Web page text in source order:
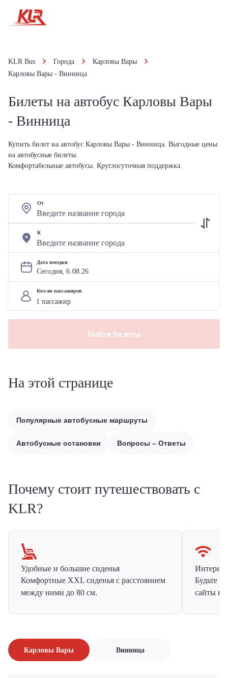
KLR Bus Города
Карловы Вары
Карловы Вары - Винница
Билеты на автобус Карловы Вары
- Винница
Купить билет на автобус Карловы Вары - Винница. Выгодные цены
на автобусные билеты.
Комфортабельные автобусы. Круглосуточная поддержка.
От
К
Дата поездки
Сегодня, 6.08.26
Кол-во пассажиров
Найти билеты
На этой странице
Популярные автобусные маршруты
Автобусные остановки Вопросы – Ответы
Почему стоит путешествовать с
KLR?
Удобные и большие сиденья
Комфортные XXL сиденья с расстоянием
между ними до 80 см.
Будьте
сайты на
Карловы Вары Винница